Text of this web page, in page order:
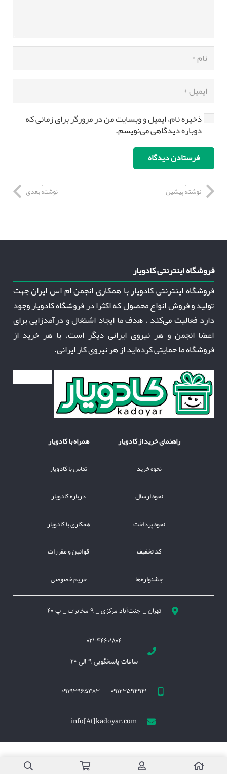
ذخیره نام، ایمیل و وبسایت من در مرورگر برای زمانی که
دوباره دیدگاهی می‌نویسم.
فرستادن دیدگاه
نوشتهٔ بعدی نوشتهٔ پیشین
فروشگاه اینترنتی کادویار
فروشگاه اینترنتی کادویار با همکاری انجمن ام اس ایران جهت
تولید و فروش انواع محصول که اکثرا در فروشگاه کادویار وجود
دارد فعالیت می‌کند . هدف ما ایجاد اشتغال و درآمدزایی برای
اعضا انجمن و هر نیروی ایرانی دیگر است. با هر خرید از
فروشگاه ما حمایتی کرده‌اید از هر نیروی کار ایرانی.
راهنمای خرید از کادویار
نحوه خرید
نحوه ارسال
نحوه پرداخت
کد تخفیف
جشنواره‌ها
همراه با کادویار
تماس با کادویار
درباره کادویار
همکاری با کادویار
قوانین و مقررات
حریم خصوصی
تهران _ جنت‌آباد مرکزی _ 9 مخابرات _ پ 40
021-44601804
ساعات پاسخگویی 9 الی 20
09123594941 _ 09193965383
info[At]kadoyar.com